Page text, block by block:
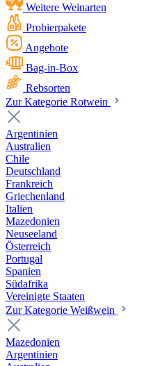
Weitere Weinarten
Probierpakete
Angebote
Bag-in-Box
Rebsorten
Zur Kategorie Rotwein
Argentinien
Australien
Chile
Deutschland
Frankreich
Griechenland
Italien
Mazedonien
Neuseeland
Österreich
Portugal
Spanien
Südafrika
Vereinigte Staaten
Zur Kategorie Weißwein
Mazedonien
Argentinien